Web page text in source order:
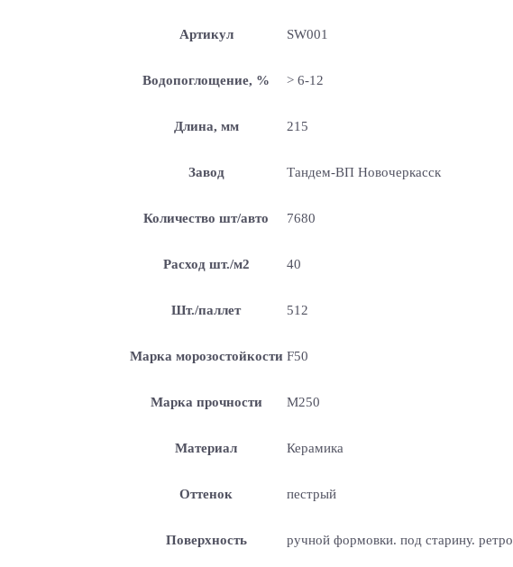
Артикул SW001
Водопоглощение, % > 6-12
Длина, мм 215
Завод Тандем-ВП Новочеркасск
Количество шт/авто 7680
Расход шт./м2 40
Шт./паллет 512
Марка морозостойкости F50
Марка прочности М250
Материал Керамика
Оттенок пестрый
Поверхность ручной формовки. под старину. ретро